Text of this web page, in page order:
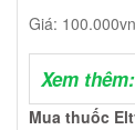
Giá:
Xem thêm:
Mua thuốc